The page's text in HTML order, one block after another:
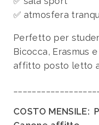
✅ atmosfera
Perfetto per
Bicocca, Erasmus
affitto posto letto
COSTO MENSILE: